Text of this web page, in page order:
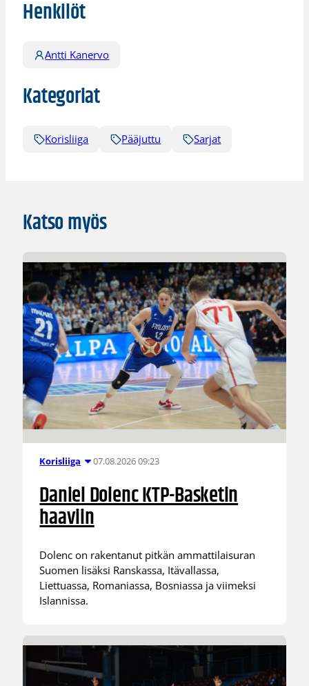
Henkilöt
Antti Kanervo
Kategoriat
Korisliiga Pääjuttu Sarjat
Katso myös
Korisliiga 07.08.2026 09:23
Daniel Dolenc KTP-Basketin
haaviin
Dolenc on rakentanut pitkän ammattilaisuran
Suomen lisäksi Ranskassa, Itävallassa,
Liettuassa, Romaniassa, Bosniassa ja viimeksi
Islannissa.